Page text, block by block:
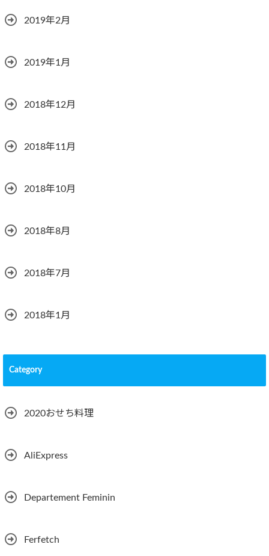
2019年2月
2019年1月
2018年12月
2018年11月
2018年10月
2018年8月
2018年7月
2018年1月
Category
2020おせち料理
AliExpress
Departement Feminin
Ferfetch